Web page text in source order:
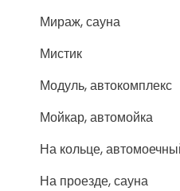
Мираж, сауна
Мистик
Модуль, автокомплекс
Мойкар, автомойка
На кольце,
На проезде, сауна